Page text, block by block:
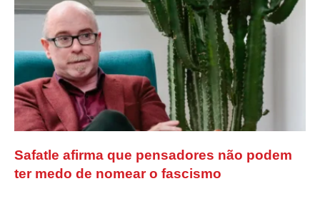
Safatle afirma que pensadores não podem
ter medo de nomear o fascismo